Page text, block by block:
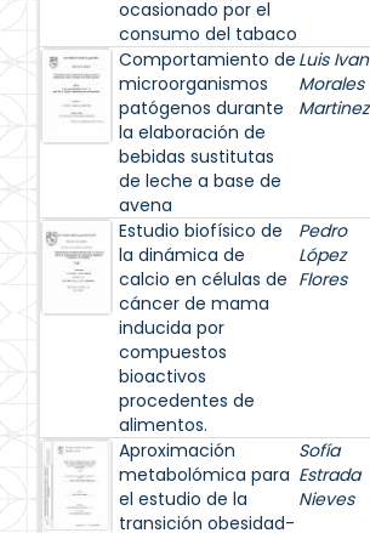
ocasionado por el
consumo del tabaco
Comportamiento de
microorganismos
patógenos durante
la elaboración de
bebidas sustitutas
de leche a base de
avena
Luis Ivan
Morales
Martinez
Estudio biofísico de
la dinámica de
calcio en células de
cáncer de mama
inducida por
compuestos
bioactivos
procedentes de
alimentos.
Pedro
López
Flores
Aproximación
metabolómica para
el estudio de la
transición obesidad-
Sofía
Estrada
Nieves